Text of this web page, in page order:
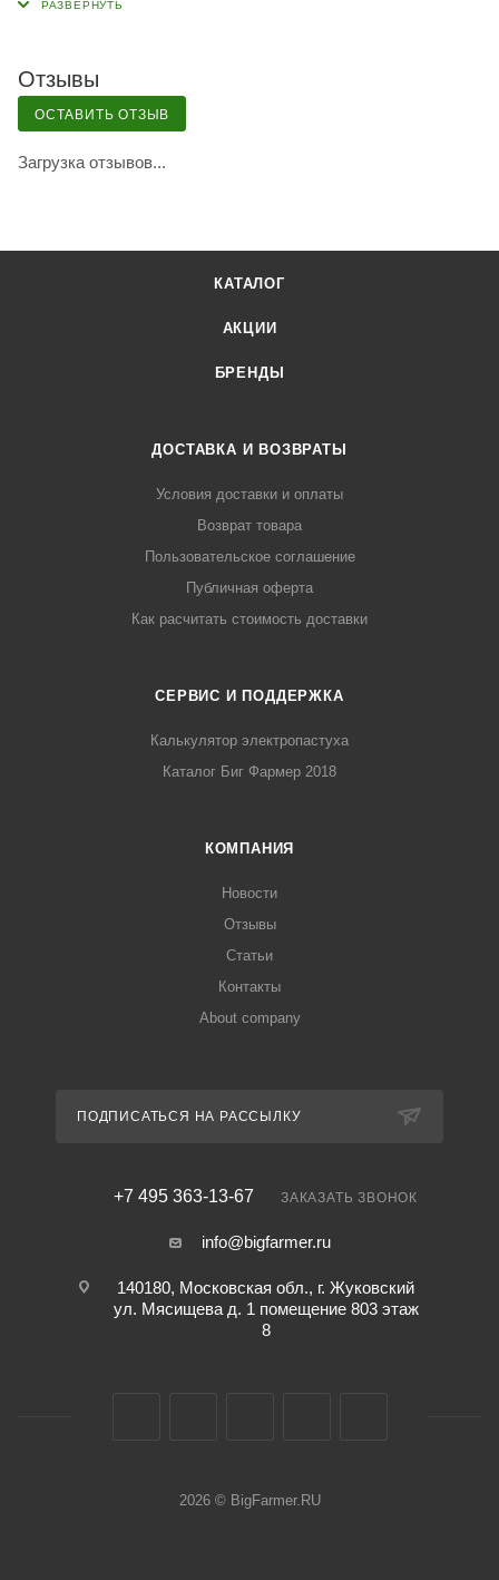
Отзывы
ОСТАВИТЬ ОТЗЫВ
Загрузка отзывов...
КАТАЛОГ
АКЦИИ
БРЕНДЫ
ДОСТАВКА И ВОЗВРАТЫ
Условия доставки и оплаты
Возврат товара
Пользовательское соглашение
Публичная оферта
Как расчитать стоимость доставки
СЕРВИС И ПОДДЕРЖКА
Калькулятор электропастуха
Каталог Биг Фармер 2018
КОМПАНИЯ
Новости
Отзывы
Статьи
Контакты
About company
ПОДПИСАТЬСЯ НА РАССЫЛКУ
+7 495 363-13-67 ЗАКАЗАТЬ ЗВОНОК
info@bigfarmer.ru
140180, Московская обл., г. Жуковский
ул. Мясищева д. 1 помещение 803 этаж
8
2026 © BigFarmer.RU